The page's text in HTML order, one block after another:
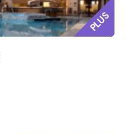
PLUS